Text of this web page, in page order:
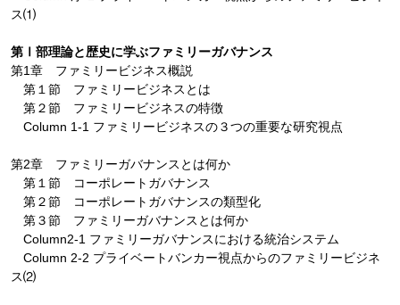
ス⑴
第Ⅰ部理論と歴史に学ぶファミリーガバナンス
第1章 ファミリービジネス概説
第１節 ファミリービジネスとは
第２節 ファミリービジネスの特徴
Column 1-1 ファミリービジネスの３つの重要な研究視点
第2章 ファミリーガバナンスとは何か
第１節 コーポレートガバナンス
第２節 コーポレートガバナンスの類型化
第３節 ファミリーガバナンスとは何か
Column2-1 ファミリーガバナンスにおける統治システム
Column 2-2 プライベートバンカー視点からのファミリービジネ
ス⑵